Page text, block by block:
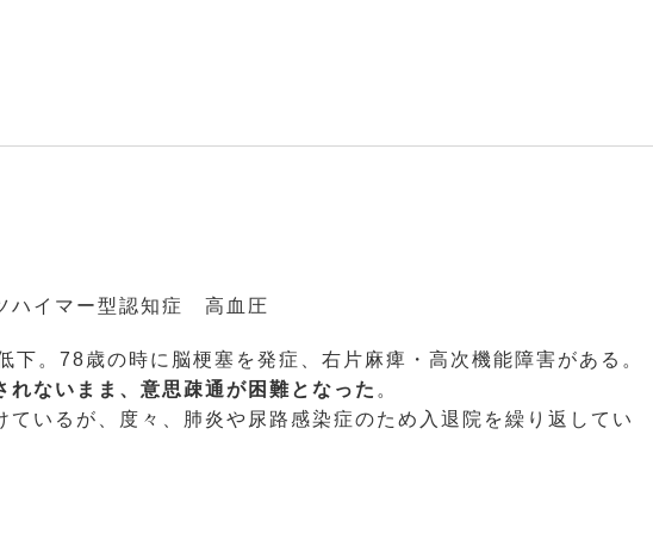
イマー型認知症 高血圧
下。78歳の時に脳梗塞を発症、右片麻痺・高次機能障害がある。
れないまま、意思疎通が困難となった 。
ているが、度々、肺炎や尿路感染症のため入退院を繰り返してい